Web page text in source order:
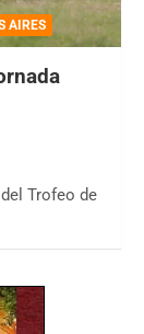
AIRES
Trofeo de